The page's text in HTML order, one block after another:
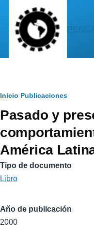
Pasar al contenido
Sobrescribir
enlaces
de
ayuda
a
la
navegación
Inicio Publicaciones
Pasado y
América
Tipo de documento
Libro
Año de publicación
2000